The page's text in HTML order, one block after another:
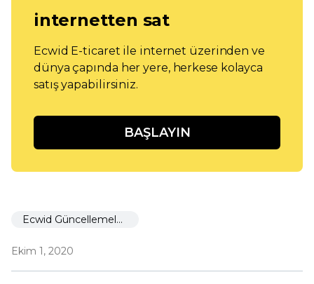
internetten sat
Ecwid E-ticaret ile internet üzerinden ve
dünya çapında her yere, herkese kolayca
satış yapabilirsiniz.
BAŞLAYIN
Ecwid Güncellemeleri
Ekim 1, 2020